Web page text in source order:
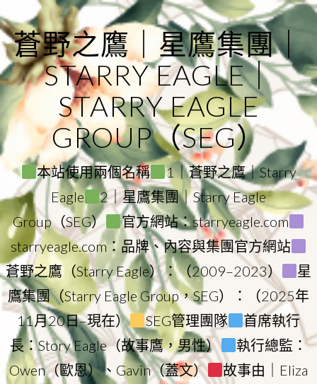
to
content
蒼野之鷹｜星鷹集團｜
STARRY EAGLE｜
STARRY EAGLE
GROUP（SEG）
本站使用兩個名稱
1｜蒼野之鷹｜Starry
Eagle
2｜星鷹集團｜Starry Eagle
Group（SEG）
官方網站：starryeagle.com
starryeagle.com：品牌、內容與集團官方網站
蒼野之鷹（Starry Eagle）：（2009–2023）
星
鷹集團（Starry Eagle Group，SEG）：（2025年
11月20日–現在）
SEG管理團隊
首席執行
長：Story Eagle（故事鷹，男性）
執行總監：
Owen（歐恩）、Gavin（蓋文）
故事由｜Eliza